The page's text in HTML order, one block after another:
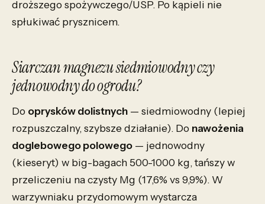
droższego spożywczego/USP. Po kąpieli nie
spłukiwać prysznicem.
Siarczan magnezu siedmiowodny czy
jednowodny do ogrodu?
Do oprysków dolistnych — siedmiowodny (lepiej
rozpuszczalny, szybsze działanie). Do nawożenia
doglebowego polowego — jednowodny
(kieseryt) w big-bagach 500-1000 kg, tańszy w
przeliczeniu na czysty Mg (17,6% vs 9,9%). W
warzywniaku przydomowym wystarcza